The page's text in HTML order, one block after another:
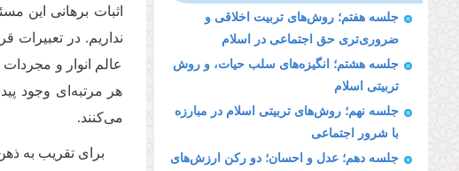
جلسه هفتم؛ روش‌های تربیت اخلاقی و
ضروری‌تری حق اجتماعی در اسلام
جلسه هشتم؛ انگیزه‌های سلب حیات، و روش
تربیتی اسلام
جلسه نهم؛ روش‌های تربیتی اسلام در مبارزه
با شرور اجتماعی
جلسه دهم؛ عدل و احسان؛ دو رکن ارزش‌های
اثبات برهانی‌ این
نداریم. در
عالم انوار و
هر مرتبه‌ای وجود
می‌کنند.
برای تقریب به